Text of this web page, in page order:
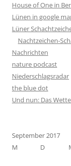
House of One in
Lünen in google
Lüner
Nachtzeichen-
Nachrichten
nature podcast
Niederschlagsradar
the blue dot
Und nun: Das
September 2017
M
D